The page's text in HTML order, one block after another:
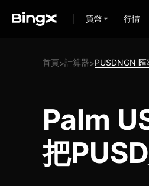
買幣 行情
首頁>計算器>PUSDNGN 匯
Palm
把